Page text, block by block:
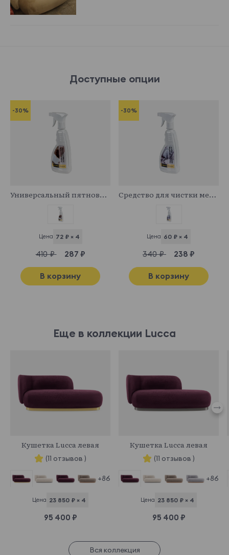
Доступные опции
-30%
Универсальный пятновыводитель
Цена 72 ₽ × 4
410 ₽ 287 ₽
В корзину
-30%
Средство для чистки мебельных тканей
Цена 60 ₽ × 4
340 ₽ 238 ₽
В корзину
Еще в коллекции Lucca
Кушетка Lucca левая
(11 отзывов )
+86
Цена 23 850 ₽ × 4
95 400 ₽
Кушетка Lucca левая
(11 отзывов )
+86
Цена 23 850 ₽ × 4
95 400 ₽
Вся коллекция